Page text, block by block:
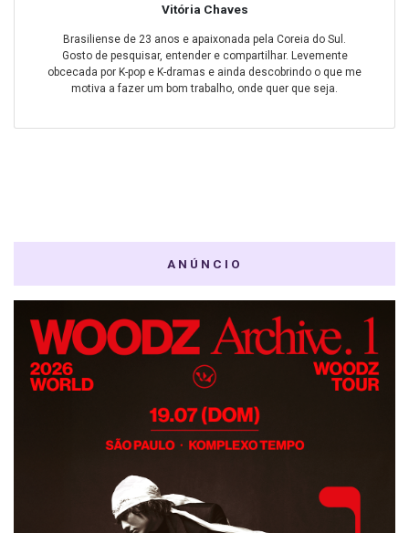
Vitória Chaves
Brasiliense de 23 anos e apaixonada pela Coreia do Sul.
Gosto de pesquisar, entender e compartilhar. Levemente
obcecada por K-pop e K-dramas e ainda descobrindo o que me
motiva a fazer um bom trabalho, onde quer que seja.
ANÚNCIO